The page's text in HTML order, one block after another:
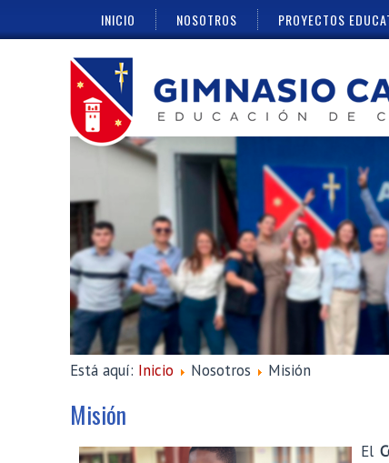
INICIO NOSOTROS PROYECTOS
Está aquí: Inicio Nosotros Misión
Misión
El